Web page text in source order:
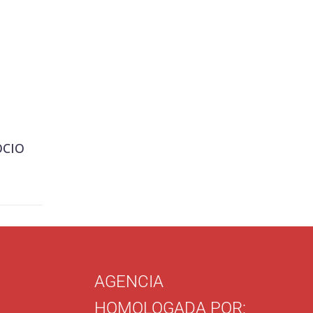
AGENCIA
HOMOLOGADA POR: